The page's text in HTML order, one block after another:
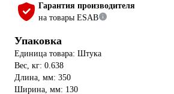
Гарантия производителя
на товары ESAB
Упаковка
Единица товара: Штука
Вес, кг: 0.638
Длина, мм: 350
Ширина, мм: 130